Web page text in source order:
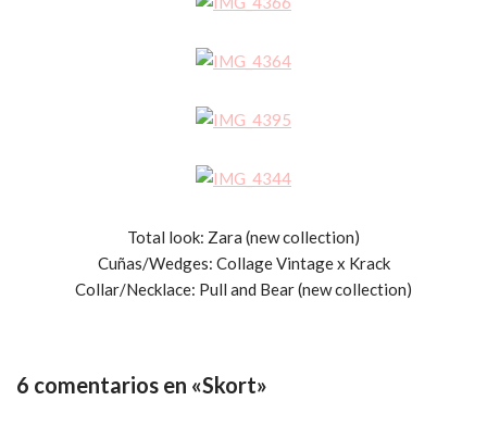
Total look: Zara (new collection)
Cuñas/Wedges: Collage Vintage x Krack
Collar/Necklace: Pull and Bear (new collection)
6 comentarios en «Skort»